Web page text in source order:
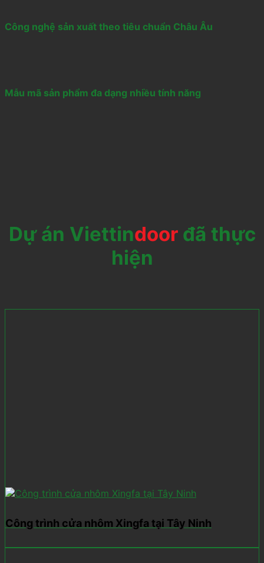
Công nghệ sản xuất theo tiêu chuẩn Châu Âu
Mẫu mã sản phẩm đa dạng nhiều tính năng
Dự án Viettindoorđã thực
hiện
Công trình cửa nhôm Xingfa tại Tây Ninh